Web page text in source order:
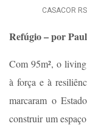
CASACOR
Refúgio – por
Com 95m², o
à força e à
marcaram o
construir um